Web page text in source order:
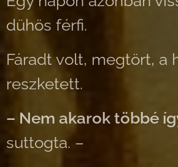
dühös férfi.
Fáradt volt, megtört, a
reszketett.
– Nem akarok többé
suttogta. –